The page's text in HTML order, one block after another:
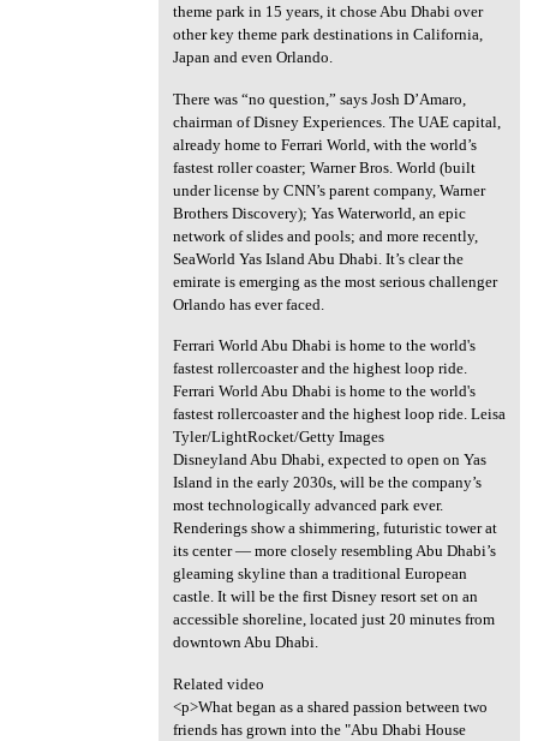
theme park in 15 years, it chose Abu Dhabi over
other key theme park destinations in California,
Japan and even Orlando.
There was “no question,” says Josh D’Amaro,
chairman of Disney Experiences. The UAE capital,
already home to Ferrari World, with the world’s
fastest roller coaster; Warner Bros. World (built
under license by CNN’s parent company, Warner
Brothers Discovery); Yas Waterworld, an epic
network of slides and pools; and more recently,
SeaWorld Yas Island Abu Dhabi. It’s clear the
emirate is emerging as the most serious challenger
Orlando has ever faced.
Ferrari World Abu Dhabi is home to the world's
fastest rollercoaster and the highest loop ride.
Ferrari World Abu Dhabi is home to the world's
fastest rollercoaster and the highest loop ride. Leisa
Tyler/LightRocket/Getty Images
Disneyland Abu Dhabi, expected to open on Yas
Island in the early 2030s, will be the company’s
most technologically advanced park ever.
Renderings show a shimmering, futuristic tower at
its center — more closely resembling Abu Dhabi’s
gleaming skyline than a traditional European
castle. It will be the first Disney resort set on an
accessible shoreline, located just 20 minutes from
downtown Abu Dhabi.
Related video
<p>What began as a shared passion between two
friends has grown into the "Abu Dhabi House